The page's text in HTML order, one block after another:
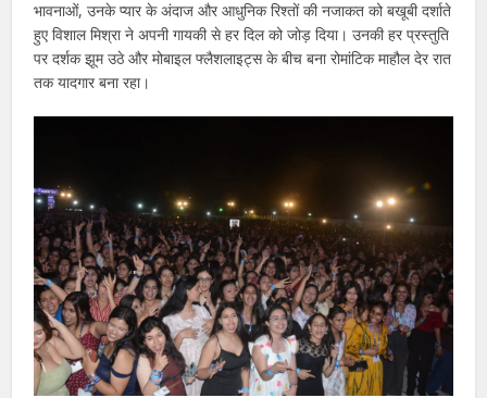
भावनाओं, उनके प्यार के अंदाज और आधुनिक रिश्तों की नजाकत को बखूबी दर्शाते
हुए विशाल मिश्रा ने अपनी गायकी से हर दिल को जोड़ दिया। उनकी हर प्रस्तुति
पर दर्शक झूम उठे और मोबाइल फ्लैशलाइट्स के बीच बना रोमांटिक माहौल देर रात
तक यादगार बना रहा।